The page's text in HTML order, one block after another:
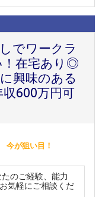
でワークラ
！在宅あり◎
興味のある
600万円可
今が狙い目！
のご経験、能力
気軽にご相談くだ